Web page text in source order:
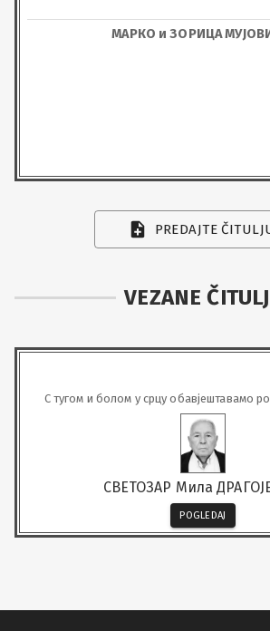
МАРКО и ЗОРИЦА
PREDAJTE
VEZANE
С тугом и болом у срцу обавјештавамо
кумове да је дана 08.06.2026. у 82. години
најдражи
СВЕТОЗАР Мила
POGLEDAJ